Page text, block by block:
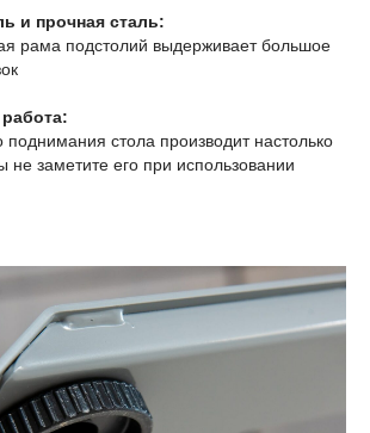
и прочная сталь:
рама подстолий выдерживает большое
поднимания стола производит настолько
не заметите его при использовании